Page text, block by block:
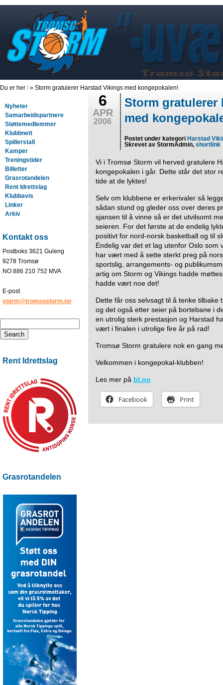
Du er her /» Storm gratulerer Harstad Vikings med kongepokalen!
Nyheter
Samarbeidspartnere
Støttemedlemmer
Klubbnett
Spillerstall
Kamper
Treningstider
Billetter
Grasrotandelen
Rent Idrettslag
Klubbavis
Linker
Arkiv
Kontakt oss
Postboks 3621 Guleng
9278 Tromsø
NO 886 210 752 MVA
E-post
storm@tromsostorm.no
Rent Idrettslag
Grasrotandelen
6
APR
2006
Storm gratulerer
med
Postet under kategori Harstad
Skrevet av StormAdmin,shortlink
Vi i Tromsø Storm vil herved gratulere
kongepokalen i går. Dette står det stor
tide at de lyktes!
Selv om klubbene er erkerivaler så
sådan stund og gleder oss over deres
sjansen til å vinne så er det utvilsomt
seieren. For det første at de endelig
positivt for nord-norsk basketball og til
Endelig var det et lag utenfor Oslo som
har vært med å sette sterkt preg på
sportslig, arrangements- og
artig om Storm og Vikings hadde
hadde vært noe det!
Dette får oss selvsagt til å tenke tilbake
og det også etter seier på bortebane i
en utrolig sterk prestasjon og Harstad
vært i finalen i utrolige fire år på rad!
Tromsø Storm gratulere nok en gang
Velkommen i kongepokal-klubben!
Les mer på bl.no
Facebook Print